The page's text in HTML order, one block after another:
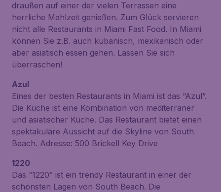
draußen auf einer der vielen Terrassen eine
herrliche Mahlzeit genießen. Zum Glück servieren
nicht alle Restaurants in Miami Fast Food. In Miami
können Sie z.B. auch kubanisch, mexikanisch oder
aber asiatisch essen gehen. Lassen Sie sich
überraschen!
Azul
Eines der besten Restaurants in Miami ist das “Azul”.
Die Küche ist eine Kombination von mediterraner
und asiatischer Küche. Das Restaurant bietet einen
spektakuläre Aussicht auf die Skyline von South
Beach. Adresse: 500 Brickell Key Drive
1220
Das “1220” ist ein trendy Restaurant in einer der
schönsten Lagen von South Beach. Die